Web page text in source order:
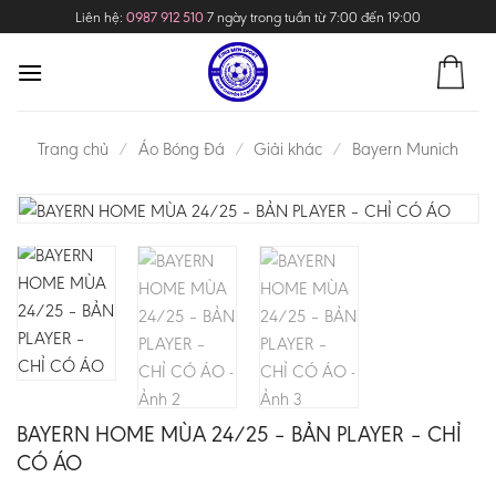
to
content
Liên hệ: 0987 912 5107 ngày trong tuần từ 7:00 đến 19:00
Trang chủ / Áo Bóng Đá / Giải khác / Bayern Munich
BAYERN HOME MÙA 24/25 – BẢN PLAYER – CHỈ
CÓ ÁO